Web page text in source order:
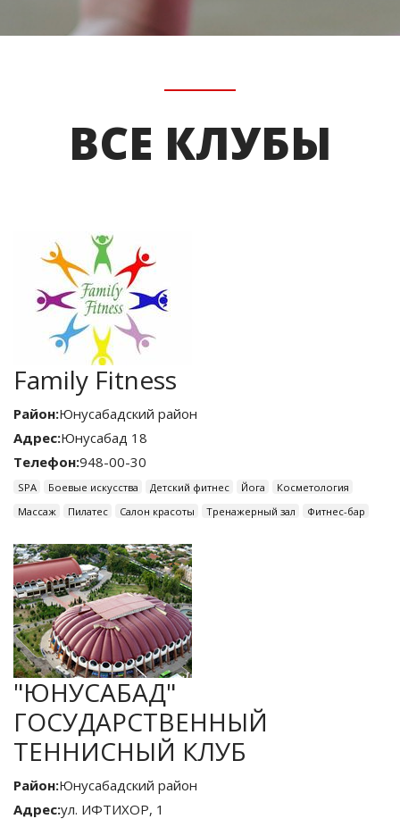
ВСЕ КЛУБЫ
Family Fitness
Район:Юнусабадский район
Адрес:Юнусабад 18
Телефон:948-00-30
SPA Боевые искусства Детский фитнес Йога
Косметология
Массаж
Пилатес Салон красоты Тренажерный зал Фитнес-бар
"ЮНУСАБАД"
ГОСУДАРСТВЕННЫЙ
ТЕННИСНЫЙ КЛУБ
Район:Юнусабадский район
Адрес:ул. ИФТИХОР, 1